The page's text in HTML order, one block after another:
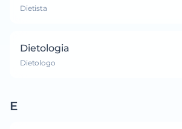
Dietista
Dietologia
Dietologo
E